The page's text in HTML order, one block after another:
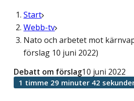
Start
Webb-tv
Nato och arbetet mot
förslag 10 juni 2022)
Debatt om förslag10 juni 2022
1 timme 29 minuter 42